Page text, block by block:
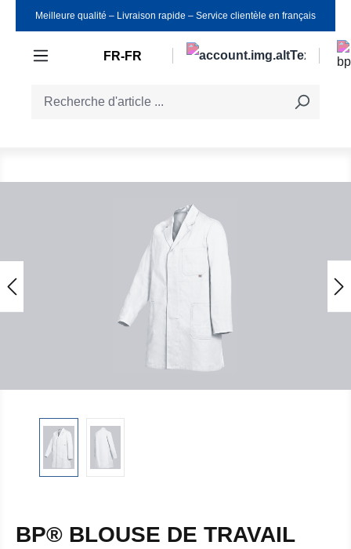
Passer au contenu principal
Meilleure qualité ‒ Livraison rapide ‒ Service clientèle en français
FR-FR
BP® BLOUSE DE TRAVAIL